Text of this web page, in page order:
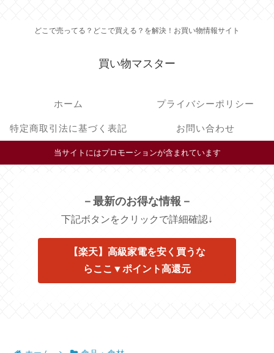
どこで売ってる？どこで買える？を解決！お買い物情報サイト
買い物マスター
ホーム プライバシーポリシー
特定商取引法に基づく表記 お問い合わせ
当サイトにはプロモーションが含まれています
－最新のお得な情報－
下記ボタンをクリックで詳細確認↓
【楽天】高級家電を安く買うな
らここ▼ポイント高還元